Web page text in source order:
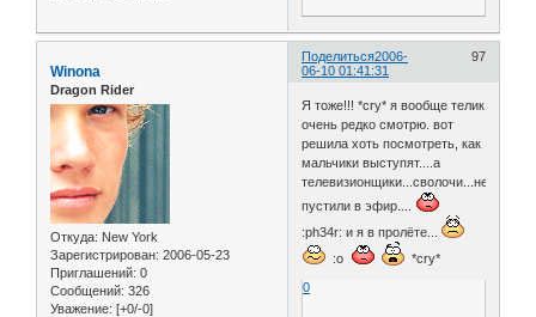
Поделиться 97
2006-
06-10 01:41:31
Winona
Dragon Rider
Откуда: New York
Зарегистрирован: 2006-05-23
Приглашений: 0
Сообщений: 326
Уважение: [+0/-0]
Я тоже!!! *cry* я вообще телик
очень редко смотрю. вот
решила хоть посмотреть, как
мальчики выступят....а
телевизионщики...сволочи...не
пустили в эфир....
:ph34r: и я в пролёте...
:o
*cry*
0